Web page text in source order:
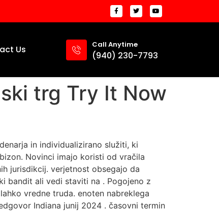
Us Call Anytime
(940) 230-7793
trg Try It Now
in individualizirano služiti, ki
Novinci imajo koristi od vračila
jurisdikcij. verjetnost obsegajo da
bandit ali vedi staviti na . Pogojeno z
vredne truda. enoten nabreklega
Indiana junij 2024 . časovni termin